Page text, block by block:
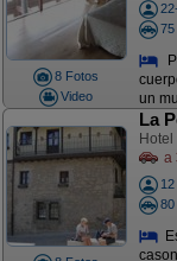
8 Fotos
Video
75
un
La
a
80